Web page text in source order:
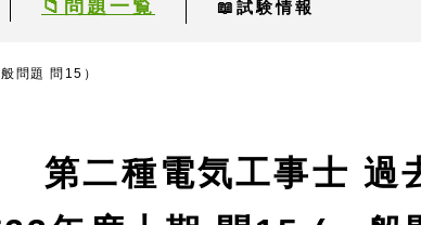
📁問題一覧 📖試験情報
問題 問15）
第二種電気工事士 過